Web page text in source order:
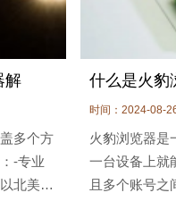
解
多个方
-专业
北美站
什么是火豹
时间：2024-08-
火豹浏览器是
一台设备上就
且多个账号之